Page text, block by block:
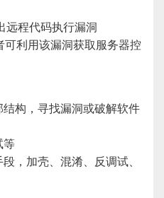
远程代码执行漏洞
可利用该漏洞获取服务器控
构，寻找漏洞或破解软件
等
，加壳、混淆、反调试、